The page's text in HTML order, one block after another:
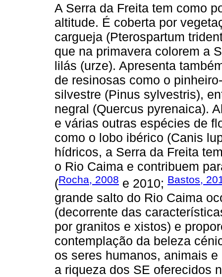
A Serra da Freita tem como
altitude. É coberta por
cargueja (Pterospartum
que na primavera colorem a
lilás (urze). Apresenta
de resinosas como o
silvestre (Pinus sylvestris),
negral (Quercus pyrenaica).
e várias outras espécies de
como o lobo ibérico (Canis
hídricos, a Serra da Freita
o Rio Caima e contribuem
(Rocha, 2008 e 2010; Bastos,
grande salto do Rio Caima
(decorrente das
por granitos e xistos) e
contemplação da beleza
os seres humanos, animais
a riqueza dos SE oferecidos